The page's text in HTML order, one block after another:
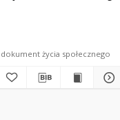
dokument życia społecznego